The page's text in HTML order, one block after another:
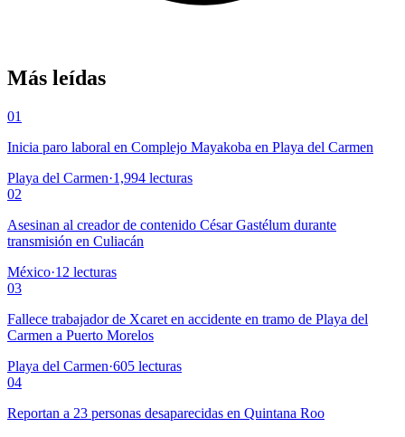
Más leídas
01
Inicia paro laboral en Complejo Mayakoba en Playa del Carmen
Playa del Carmen·1,994 lecturas
02
Asesinan al creador de contenido César Gastélum durante
transmisión en Culiacán
México·12 lecturas
03
Fallece trabajador de Xcaret en accidente en tramo de Playa del
Carmen a Puerto Morelos
Playa del Carmen·605 lecturas
04
Reportan a 23 personas desaparecidas en Quintana Roo